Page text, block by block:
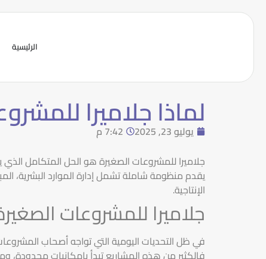
الرئيسية
لماذا جلاميرا
يوليو 23, 2025
7:42 م
جلاميرا للمشروعات الصغيرة هو الحل المتكامل
يقدم منظومة شاملة تشمل إدارة الموارد البشرية،
الإنتاجية.
جلاميرا للمشروعات
في ظل التحديات اليومية التي تواجه أصحاب
فالكثير من هذه المشاريع تبدأ بإمكانيات